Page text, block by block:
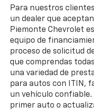
Para nuestros
un dealer que
Piemonte Chevrolet
equipo de
proceso de solicitud
que comprendas
una variedad de
para autos con ITIN,
un vehículo confiable.
primer auto o